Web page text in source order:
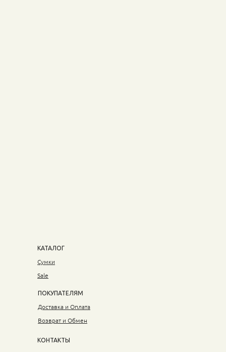
КОНТАКТЫ
ПОКУПАТЕЛЯМ
Доставка и Оплата
Возврат и Обмен
КАТАЛОГ
Сумки
Sale